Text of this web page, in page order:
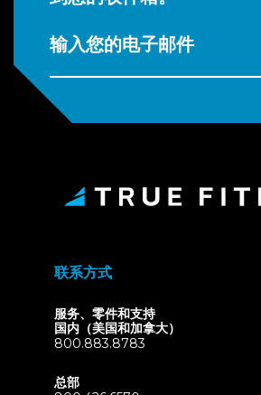
输入您的电子邮件
联系方式
服务、零件和支持
国内（美国和加拿大）
800.883.8783
总部